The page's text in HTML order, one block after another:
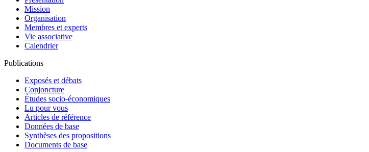
Mission
Organisation
Membres et experts
Vie associative
Calendrier
Publications
Exposés et débats
Conjoncture
Études socio-économiques
Lu pour vous
Articles de référence
Données de base
Synthèses des propositions
Documents de base